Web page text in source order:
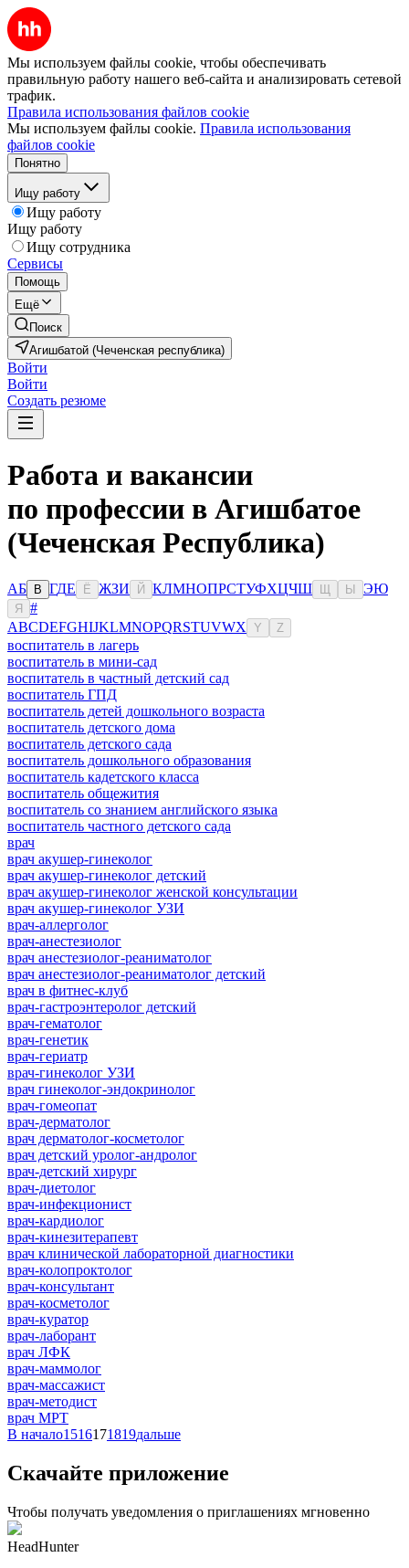
Мы используем файлы cookie, чтобы обеспечивать
правильную работу нашего веб-сайта и анализировать сетевой
трафик.
Правила использования файлов cookie
Мы используем файлы cookie. Правила использования
файлов cookie
Понятно
Ищу работу
Ищу работу
Ищу работу
Ищу сотрудника
Сервисы
Помощь
Ещё
Поиск
Агишбатой (Чеченская республика)
Войти
Войти
Создать резюме
Работа и вакансии
по профессии в Агишбатое
(Чеченская Республика)
АБ В ГДЕ Ё ЖЗИ Й КЛМНОПРСТУФХЦЧШ Ы ЭЮ
Я
#
ABCDEFGHIJKLMNOPQRSTUVWX Y Z
воспитатель в лагерь
воспитатель в мини-сад
воспитатель в частный детский сад
воспитатель ГПД
воспитатель детей дошкольного возраста
воспитатель детского дома
воспитатель детского сада
воспитатель дошкольного образования
воспитатель кадетского класса
воспитатель общежития
воспитатель со знанием английского языка
воспитатель частного детского сада
врач
врач акушер-гинеколог
врач акушер-гинеколог детский
врач акушер-гинеколог женской консультации
врач акушер-гинеколог УЗИ
врач-аллерголог
врач-анестезиолог
врач анестезиолог-реаниматолог
врач анестезиолог-реаниматолог детский
врач в фитнес-клуб
врач-гастроэнтеролог детский
врач-гематолог
врач-генетик
врач-гериатр
врач-гинеколог УЗИ
врач гинеколог-эндокринолог
врач-гомеопат
врач-дерматолог
врач дерматолог-косметолог
врач детский уролог-андролог
врач-детский хирург
врач-диетолог
врач-инфекционист
врач-кардиолог
врач-кинезитерапевт
врач клинической лабораторной диагностики
врач-колопроктолог
врач-консультант
врач-косметолог
врач-куратор
врач-лаборант
врач ЛФК
врач-маммолог
врач-массажист
врач-методист
врач МРТ
В начало1516171819дальше
Скачайте приложение
Чтобы получать уведомления о приглашениях мгновенно
HeadHunter